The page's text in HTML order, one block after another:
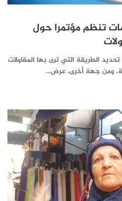
تنظم مؤتمرا حول
الطريقة التي ترى بها المقاولات
ومن جهة أخرى، عرض…